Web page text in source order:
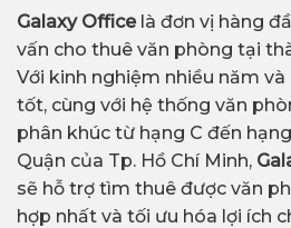
Galaxy Officelà đơn vị hàng
vấn cho thuê văn phòng tại
Với kinh nghiệm nhiều năm
tốt, cùng với hệ thống văn
phân khúc từ hạng C đến
Quận của Tp. Hồ Chí Minh,
sẽ hỗ trợ tìm thuê được văn
hợp nhất và tối ưu hóa lợi ích